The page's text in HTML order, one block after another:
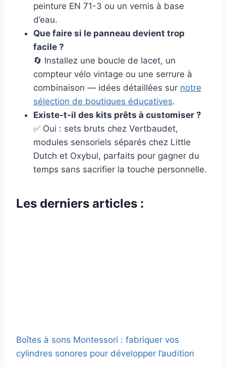
peinture EN 71-3 ou un vernis à base
d’eau.
Que faire si le panneau devient trop
facile ?
🔄 Installez une boucle de lacet, un
compteur vélo vintage ou une serrure à
combinaison — idées détaillées sur notre
sélection de boutiques éducatives.
Existe-t-il des kits prêts à customiser ?
✅ Oui : sets bruts chez Vertbaudet,
modules sensoriels séparés chez Little
Dutch et Oxybul, parfaits pour gagner du
temps sans sacrifier la touche personnelle.
Les derniers articles :
Boîtes à sons Montessori : fabriquer vos
cylindres sonores pour développer l’audition